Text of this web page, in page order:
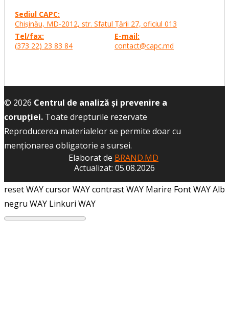
Sediul CAPC:
Chişinău, MD-2012, str. Sfatul Ţării 27, oficiul 013
Tel/fax:
(373 22) 23 83 84
E-mail:
contact@capc.md
© 2026 Centrul de analiză și prevenire a
corupției. Toate drepturile rezervate
Reproducerea materialelor se permite doar cu
menţionarea obligatorie a sursei.
Elaborat de BRAND.MD
Actualizat: 05.08.2026
reset WAYcursor WAYcontrast WAY Marire Font WAYAlb
negru WAY Linkuri WAY